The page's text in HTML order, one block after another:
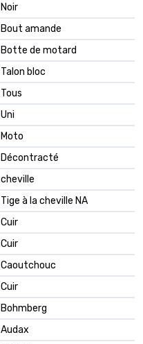
Noir
Bout amande
Botte de motard
Talon bloc
Tous
Uni
Moto
Décontracté
cheville
Tige à la cheville NA
Cuir
Cuir
Caoutchouc
Cuir
Bohmberg
Audax